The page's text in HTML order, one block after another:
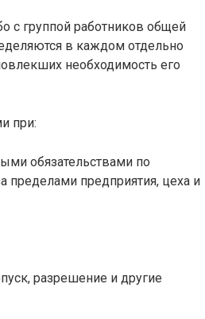
с группой работников общей
в каждом отдельно
необходимость его
при:
обязательствами по
пределами предприятия, цеха и
разрешение и другие